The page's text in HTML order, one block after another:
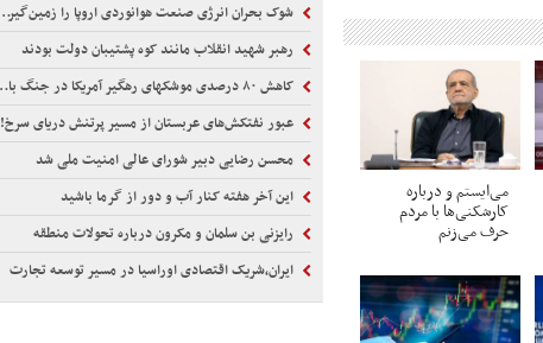
می‌ایستم و درباره
کارشکنی‌ها با مردم
حرف می‌زنم
شوک بحران انرژی صنعت هوانوردی اروپا را زمین‌گیر‌کرد
رهبر شهید انقلاب مانند کوه پشتیبان دولت بودند
کاهش ۸۰ درصدی موشکهای رهگیر آمریکا در جنگ با ایران
عبور نفتکش‌های عربستان از مسیر پرتنش دریای سرخ!
محسن رضایی دبیر شورای عالی امنیت ملی شد
این آخر هفته کنار آب و دور از گرما باشید
رایزنی بن سلمان و مکرون درباره تحولات منطقه
ایران،شریک اقتصادی اوراسیا در مسیر توسعه تجارت